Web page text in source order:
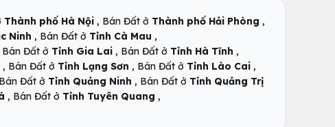
Thành phố Hà Nội , Bán Đất ở Thành phố Hải Phòng ,
Ninh , Bán Đất ở Tỉnh Cà Mau ,
Bán Đất ở Tỉnh Gia Lai , Bán Đất ở Tỉnh Hà Tĩnh ,
, Bán Đất ở Tỉnh Lạng Sơn , Bán Đất ở Tỉnh Lào Cai ,
Bán Đất ở Tỉnh Quảng Ninh , Bán Đất ở Tỉnh Quảng Trị
, Bán Đất ở Tỉnh Tuyên Quang ,